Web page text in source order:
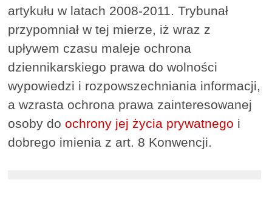
artykułu w latach 2008-2011. Trybunał
przypomniał w tej mierze, iż wraz z
upływem czasu maleje ochrona
dziennikarskiego prawa do wolności
wypowiedzi i rozpowszechniania informacji,
a wzrasta ochrona prawa zainteresowanej
osoby do ochrony jej życia prywatnego i
dobrego imienia z art. 8 Konwencji.